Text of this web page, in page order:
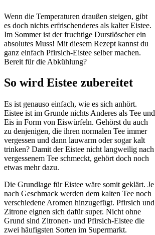
Wenn die Temperaturen draußen steigen, gibt
es doch nichts erfrischenderes als kalter Eistee.
Im Sommer ist der fruchtige Durstlöscher ein
absolutes Muss! Mit diesem Rezept kannst du
ganz einfach Pfirsich-Eistee selber machen.
Bereit für die Abkühlung?
So wird Eistee zubereitet
Es ist genauso einfach, wie es sich anhört.
Eistee ist im Grunde nichts Anderes als Tee und
Eis in Form von Eiswürfeln. Gehörst du auch
zu denjenigen, die ihren normalen Tee immer
vergessen und dann lauwarm oder sogar kalt
trinken? Damit der Eistee nicht langweilig nach
vergessenem Tee schmeckt, gehört doch noch
etwas mehr dazu.
Die Grundlage für Eistee wäre somit geklärt. Je
nach Geschmack werden dem kalten Tee noch
verschiedene Aromen hinzugefügt. Pfirsich und
Zitrone eignen sich dafür super. Nicht ohne
Grund sind Zitronen- und Pfirsich-Eistee die
zwei häufigsten Sorten im Supermarkt.